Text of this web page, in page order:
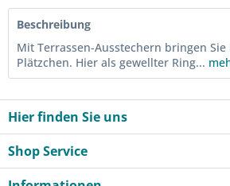
Beschreibung
Mit Terrassen-Ausstechern bringen
Plätzchen. Hier als gewellter Ring...
Hier finden Sie uns
Shop Service